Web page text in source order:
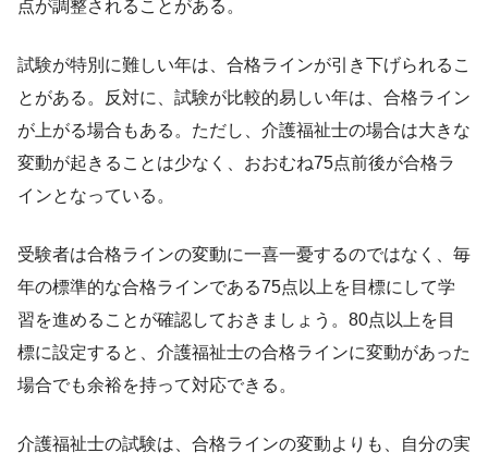
点が調整されることがある。
試験が特別に難しい年は、合格ラインが引き下げられるこ
とがある。反対に、試験が比較的易しい年は、合格ライン
が上がる場合もある。ただし、介護福祉士の場合は大きな
変動が起きることは少なく、おおむね75点前後が合格ラ
インとなっている。
受験者は合格ラインの変動に一喜一憂するのではなく、毎
年の標準的な合格ラインである75点以上を目標にして学
習を進めることが確認しておきましょう。80点以上を目
標に設定すると、介護福祉士の合格ラインに変動があった
場合でも余裕を持って対応できる。
介護福祉士の試験は、合格ラインの変動よりも、自分の実